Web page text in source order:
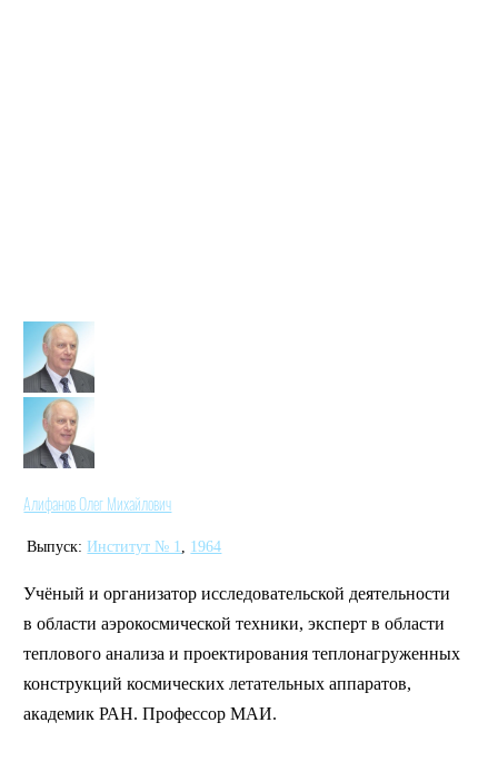
Алифанов Олег Михайлович
Выпуск: Институт № 1, 1964
Учёный и организатор исследовательской деятельности
в области аэрокосмической техники, эксперт в области
теплового анализа и проектирования теплонагруженных
конструкций космических летательных аппаратов,
академик РАН. Профессор МАИ.